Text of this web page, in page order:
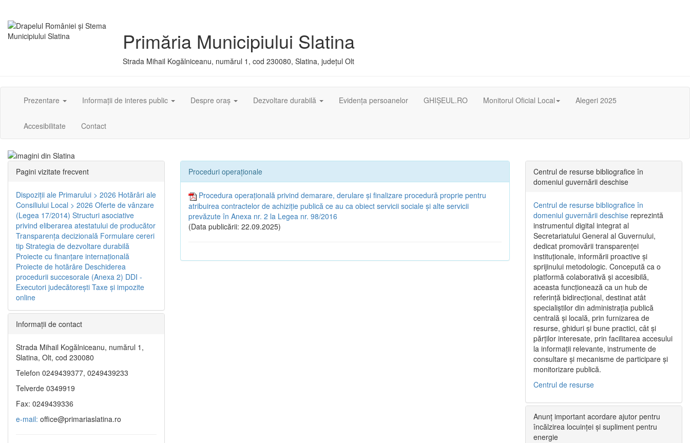
Primăria Municipiului Slatina
Strada Mihail Kogălniceanu, numărul 1, cod 230080, Slatina, județul Olt
Prezentare Informații de interes public Despre oraș Dezvoltare durabilă Evidența persoanelor GHIȘEUL.RO Monitorul Oficial Local Alegeri 2025
Accesibilitate Contact
Proceduri operaționale
Procedura operațională privind demarare, derulare și finalizare procedură proprie pentru
atribuirea contractelor de achiziție publică ce au ca obiect servicii sociale și alte servicii
prevăzute în Anexa nr. 2 la Legea nr. 98/2016
(Data publicării: 22.09.2025)
Pagini vizitate frecvent
Dispoziţii ale Primarului > 2026 Hotărâri ale
Consiliului Local > 2026 Oferte de vânzare
(Legea 17/2014) Structuri asociative
privind eliberarea atestatului de producător
Transparenţa decizională Formulare cereri
tip Strategia de dezvoltare durabilă
Proiecte cu finanţare internaţională
Proiecte de hotărâre Deschiderea
procedurii succesorale (Anexa 2) DDI -
Executori judecătorești Taxe şi impozite
online
Informaţii de contact
Strada Mihail Kogălniceanu, numărul 1,
Slatina, Olt, cod 230080
Telefon 0249439377, 0249439233
Telverde 0349919
Fax: 0249439336
e-mail: office@primariaslatina.ro
Centrul de resurse bibliografice în
domeniul guvernării deschise
Centrul de resurse bibliografice în
domeniul guvernării deschise reprezintă
instrumentul digital integrat al
Secretariatului General al Guvernului,
dedicat promovării transparenței
instituționale, informării proactive și
sprijinului metodologic. Concepută ca o
platformă colaborativă și accesibilă,
aceasta funcționează ca un hub de
referință bidirecțional, destinat atât
specialiștilor din administrația publică
centrală și locală, prin furnizarea de
resurse, ghiduri și bune practici, cât și
părților interesate, prin facilitarea accesului
la informații relevante, instrumente de
consultare și mecanisme de participare și
monitorizare publică.
Centrul de resurse
Anunț important acordare ajutor pentru
încălzirea locuinței și supliment pentru
energie